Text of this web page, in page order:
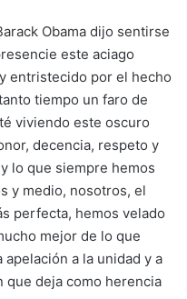
Obama dijo sentirse
este aciago
entristecido por el hecho
tiempo un faro de
viviendo este oscuro
decencia, respeto y
lo que siempre hemos
y medio, nosotros, el
perfecta, hemos velado
mejor de lo que
a la unidad y a
que deja como herencia